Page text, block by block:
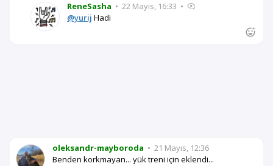
ReneSasha • 22 Mayıs, 16:33 •
@yurij Hadi
oleksandr-mayboroda • 21 Mayıs, 12:36
Benden korkmayan... yük treni için eklendi...